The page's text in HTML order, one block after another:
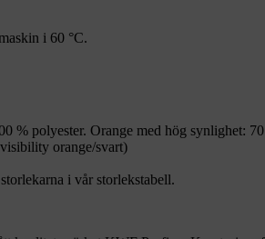
i 60 °C.
% polyester. Orange med hög synlighet:
orange/svart)
i vår storlekstabell.